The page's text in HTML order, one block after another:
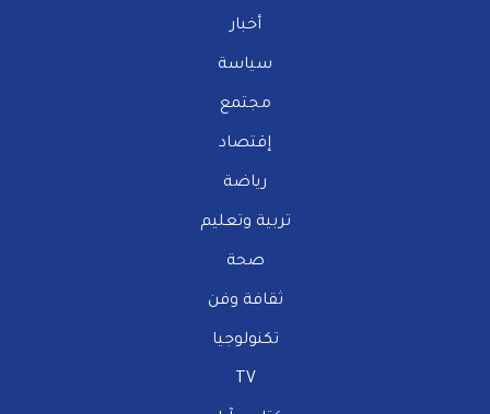
أخبار
سياسة
مجتمع
إقتصاد
رياضة
تربية وتعليم
صحة
ثقافة وفن
تكنولوجيا
TV